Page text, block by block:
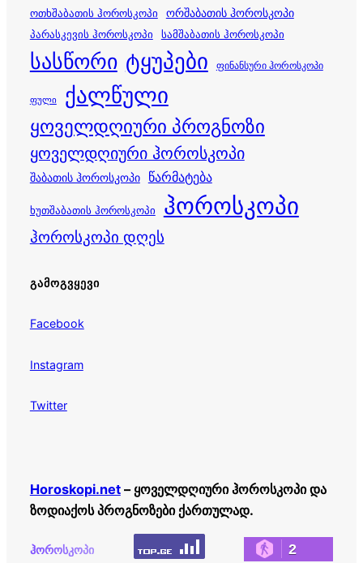
ოთხშაბათის ჰოროსკოპი
ორშაბათის ჰოროსკოპი
პარასკევის ჰოროსკოპი
სამშაბათის ჰოროსკოპი
სასწორი ტყუპები ფინანსური ჰოროსკოპი
ფული ქალწული
ყოველდღიური პროგნოზი
ყოველდღიური ჰოროსკოპი
შაბათის ჰოროსკოპი წარმატება
ხუთშაბათის ჰოროსკოპი ჰოროსკოპი
ჰოროსკოპი დღეს
ᲒᲐᲛᲝᲒᲕᲧᲔᲕᲘ
Facebook
Instagram
Twitter
Horoskopi.net– ყოველდღიური ჰოროსკოპი და
ზოდიაქოს პროგნოზები ქართულად.
ჰოროსკოპი 2